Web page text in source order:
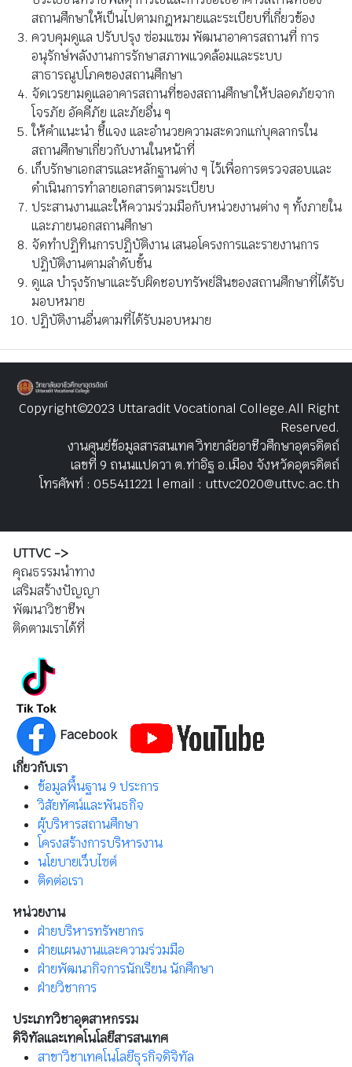
สถานศึกษาให้เป็นไปตามกฎหมายและระเบียบที่เกี่ยวข้อง
ควบคุมดูแล ปรับปรุง ซ่อมแซม พัฒนาอาคารสถานที่ การ
อนุรักษ์พลังงานการรักษาสภาพแวดล้อมและระบบ
สาธารณูปโภคของสถานศึกษา
จัดเวรยามดูแลอาคารสถานที่ของสถานศึกษาให้ปลอดภัยจาก
โจรภัย อัคคีภัย และภัยอื่น ๆ
ให้คำแนะนำ ชี้แจง และอำนวยความสะดวกแก่บุคลากรใน
สถานศึกษาเกี่ยวกับงานในหน้าที่
เก็บรักษาเอกสารและหลักฐานต่าง ๆ ไว้เพื่อการตรวจสอบและ
ดำเนินการทำลายเอกสารตามระเบียบ
ประสานงานและให้ความร่วมมือกับหน่วยงานต่าง ๆ ทั้งภายใน
และภายนอกสถานศึกษา
จัดทำปฏิทินการปฏิบัติงาน เสนอโครงการและรายงานการ
ปฏิบัติงานตามลำดับขั้น
ดูแล บำรุงรักษาและรับผิดชอบทรัพย์สินของสถานศึกษาที่ได้รับ
มอบหมาย
ปฏิบัติงานอื่นตามที่ได้รับมอบหมาย
Copyright©2023 Uttaradit Vocational College.All Right
Reserved.
งานศูนย์ข้อมูลสารสนเทศ วิทยาลัยอาชีวศึกษาอุตรดิตถ์
เลขที่ 9 ถนนแปดวา ต.ท่าอิฐ อ.เมือง จังหวัดอุตรดิตถ์
โทรศัพท์ : 055411221 | email : uttvc2020@uttvc.ac.th
UTTVC ->
คุณธรรมนำทาง
เสริมสร้างปัญญา
พัฒนาวิชาชีพ
ติดตามเราได้ที่
Facebook
เกี่ยวกับเรา
ข้อมูลพื้นฐาน 9 ประการ
วิสัยทัศน์และพันธกิจ
ผู้บริหารสถานศึกษา
โครงสร้างการบริหารงาน
นโยบายเว็บไซต์
ติดต่อเรา
หน่วยงาน
ฝ่ายบริหารทรัพยากร
ฝ่ายแผนงานและความร่วมมือ
ฝ่ายพัฒนากิจการนักเรียน นักศึกษา
ฝ่ายวิชาการ
ประเภทวิชาอุตสาหกรรม
ดิจิทัลและเทคโนโลยีสารสนเทศ
สาขาวิชาเทคโนโลยีธุรกิจดิจิทัล